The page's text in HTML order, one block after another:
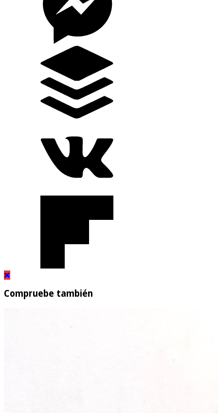
Compruebe también